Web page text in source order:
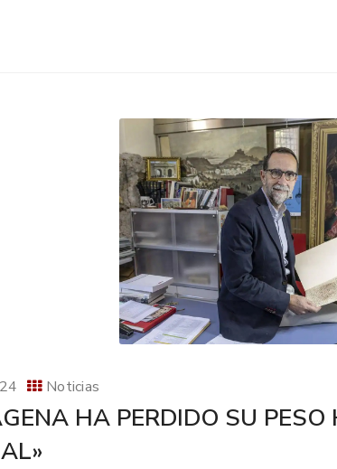
Noticias
HA PERDIDO SU